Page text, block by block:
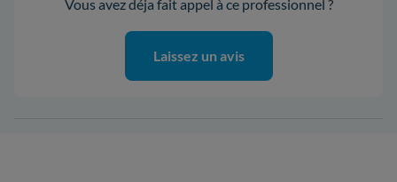
Vous avez déja fait appel à ce professionnel ?
Laissez un avis